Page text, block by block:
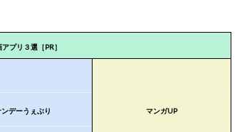
プリ３選［PR］
ンデーうぇぶり マンガUP